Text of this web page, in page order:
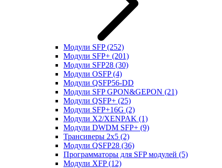
Модули SFP(252)
Модули SFP+ (201)
Модули SFP28 (30)
Модули OSFP(4)
Модули QSFP56-DD
Модули SFP GPON&GEPON (21)
Модули QSFP+ (25)
Модули SFP+16G (2)
Модули X2/XENPAK (1)
Модули DWDM SFP+ (9)
Трансиверы 2x5 (2)
Модули QSFP28 (36)
Программаторы для SFP модулей (5)
Модули XFP(12)